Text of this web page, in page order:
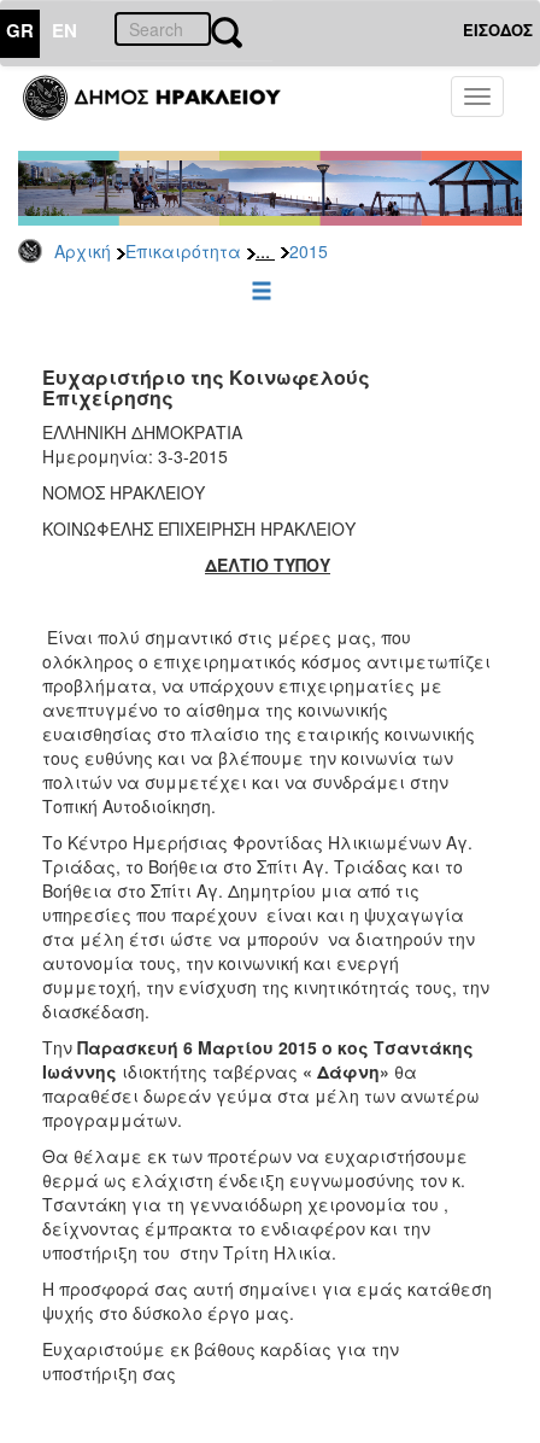
GR EN ΕΙΣΟΔΟΣ
Toggle
Αρχική Επικαιρότητα ... 2015
ΕΠΙΚΑΙΡΟΤΗΤΑ
Τύπου
Αρχείο
2026
2025
2022
2021
2020
2019
2018
2015
2013
2012
2011
2010
2006
ΔΗΜΟΤΗΣ
ΕΠΙΣΚΕΠΤΗΣ
ΗΡΑΚΛΕΙΟ
Ευχαριστήριο της Κοινωφελούς
Επιχείρησης
ΕΛΛΗΝΙΚΗ ΔΗΜΟΚΡΑΤΙΑ
Ημερομηνία: 3-3-2015
ΝΟΜΟΣ ΗΡΑΚΛΕΙΟΥ
ΚΟΙΝΩΦΕΛΗΣ ΕΠΙΧΕΙΡΗΣΗ ΗΡΑΚΛΕΙΟΥ
ΔΕΛΤΙΟ ΤΥΠΟΥ
Είναι πολύ σημαντικό στις μέρες μας, που
ολόκληρος ο επιχειρηματικός κόσμος αντιμετωπίζει
προβλήματα, να υπάρχουν επιχειρηματίες με
ανεπτυγμένο το αίσθημα της κοινωνικής
ευαισθησίας στο πλαίσιο της εταιρικής κοινωνικής
τους ευθύνης και να βλέπουμε την κοινωνία των
πολιτών να συμμετέχει και να συνδράμει στην
Τοπική Αυτοδιοίκηση.
Το Κέντρο Ημερήσιας Φροντίδας Ηλικιωμένων Αγ.
Τριάδας, το Βοήθεια στο Σπίτι Αγ. Τριάδας και το
Βοήθεια στο Σπίτι Αγ. Δημητρίου μια από τις
υπηρεσίες που παρέχουν είναι και η ψυχαγωγία
στα μέλη έτσι ώστε να μπορούν να διατηρούν την
αυτονομία τους, την κοινωνική και ενεργή
συμμετοχή, την ενίσχυση της κινητικότητάς τους, την
διασκέδαση.
Την Παρασκευή 6 Μαρτίου 2015 ο κος Τσαντάκης
Ιωάννης ιδιοκτήτης ταβέρνας « Δάφνη» θα
παραθέσει δωρεάν γεύμα στα μέλη των ανωτέρω
προγραμμάτων.
Θα θέλαμε εκ των προτέρων να ευχαριστήσουμε
θερμά ως ελάχιστη ένδειξη ευγνωμοσύνης τον κ.
Τσαντάκη για τη γενναιόδωρη χειρονομία του ,
δείχνοντας έμπρακτα το ενδιαφέρον και την
υποστήριξη του στην Τρίτη Ηλικία.
Η προσφορά σας αυτή σημαίνει για εμάς κατάθεση
ψυχής στο δύσκολο έργο μας.
Ευχαριστούμε εκ βάθους καρδίας για την
υποστήριξη σας